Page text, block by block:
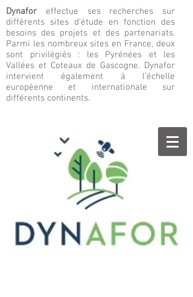
Dynafor effectue ses recherches sur
différents sites d’étude en fonction des
besoins des projets et des partenariats.
Parmi les nombreux sites en France, deux
sont privilégiés : les Pyrénées et les
Vallées et Coteaux de Gascogne. Dynafor
intervient également à l’échelle
européenne et internationale sur
différents continents.